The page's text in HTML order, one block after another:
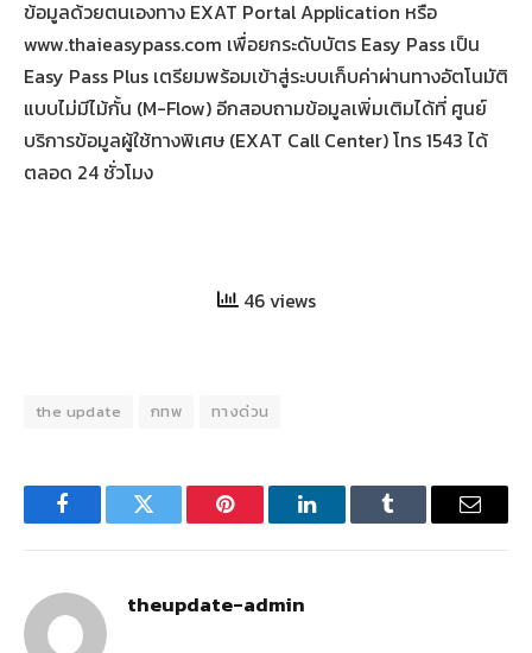
ข้อมูลด้วยตนเองทาง EXAT Portal Application หรือ
www.thaieasypass.com เพื่อยกระดับบัตร Easy Pass เป็น
Easy Pass Plus เตรียมพร้อมเข้าสู่ระบบเก็บค่าผ่านทางอัตโนมัติ
แบบไม่มีไม้กั้น (M-Flow) อีกสอบถามข้อมูลเพิ่มเติมได้ที่ ศูนย์
บริการข้อมูลผู้ใช้ทางพิเศษ (EXAT Call Center) โทร 1543 ได้
ตลอด 24 ชั่วโมง
46 views
the update กทพ ทางด่วน
FacebookTwitter Pinterest LinkedInTumblr Email
theupdate-admin